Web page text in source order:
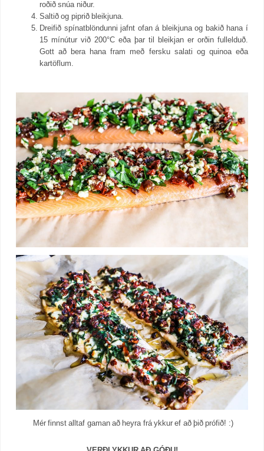
roðið snúa niður.
Saltið og piprið bleikjuna.
Dreifið spínatblöndunni jafnt ofan á bleikjuna og bakið hana í
15 mínútur við 200°C eða þar til bleikjan er orðin fullelduð.
Gott að bera hana fram með fersku salati og quinoa eða
kartöflum.
Mér finnst alltaf gaman að heyra frá ykkur ef að þið prófið! :)